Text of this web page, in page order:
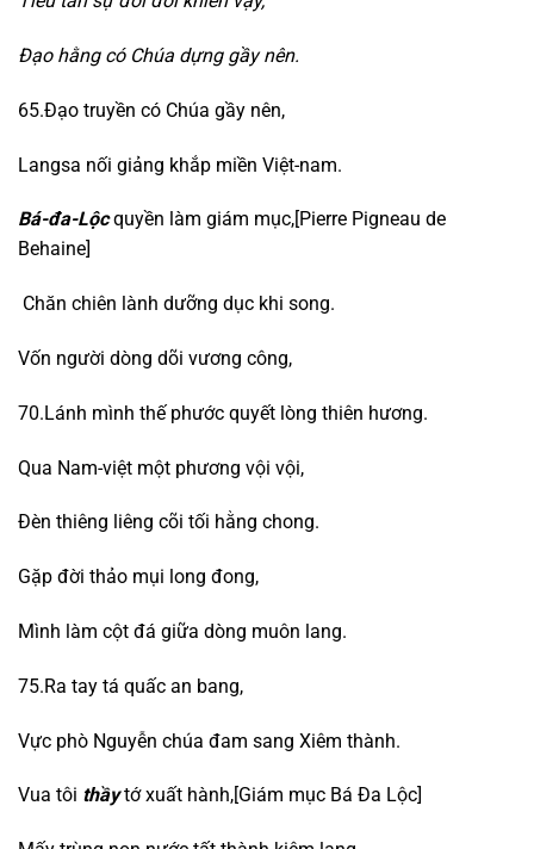
Đạo hằng có Chúa dựng gầy nên.
65.Đạo truyền có Chúa gầy nên,
Langsa nối giảng khắp miền Việt-nam.
Bá-đa-Lộcquyền làm giám mục,[Pierre Pigneau de
Behaine]
Chăn chiên lành dưỡng dục khi song.
Vốn người dòng dõi vương công,
70.Lánh mình thế phước quyết lòng thiên hương.
Qua Nam-việt một phương vội vội,
Đèn thiêng liêng cõi tối hằng chong.
Gặp đời thảo mụi long đong,
Mình làm cột đá giữa dòng muôn lang.
75.Ra tay tá quấc an bang,
Vực phò Nguyễn chúa đam sang Xiêm thành.
Vua tôi thầytớ xuất hành,[Giám mục Bá Đa Lộc]